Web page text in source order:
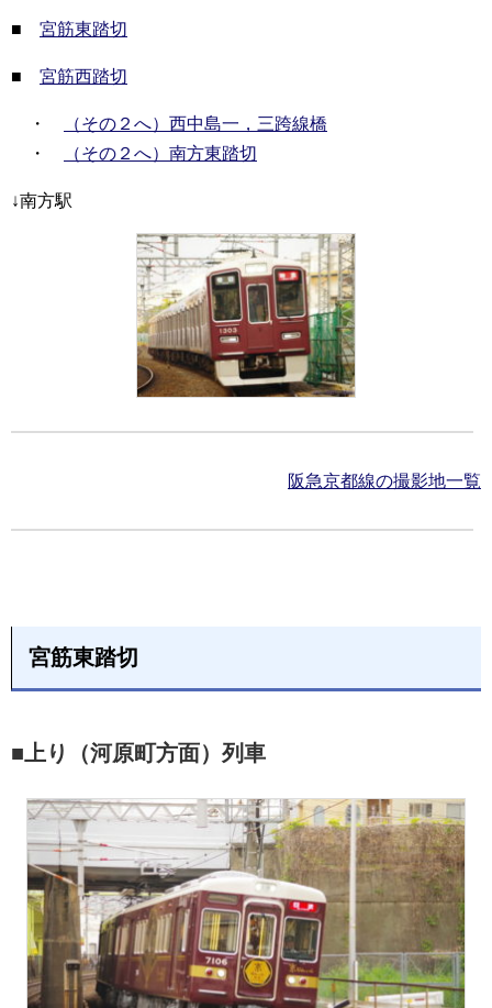
■ 宮筋東踏切
■ 宮筋西踏切
・
（その２へ）西中島一，三跨線橋
・
（その２へ）南方東踏切
↓南方駅
阪急京都線の撮影地一覧
宮筋東踏切
■上り（河原町方面）列車